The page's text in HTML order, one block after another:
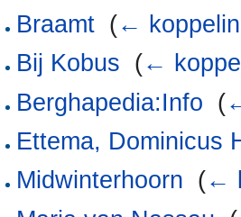
Braamt (←
Bij Kobus (←
Berghapedia:Info (
Ettema, Dominicus
Midwinterhoorn (←